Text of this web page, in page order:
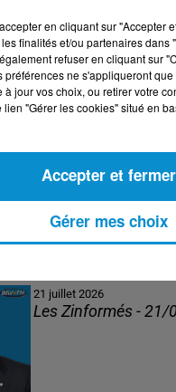
23 juillet 2026
Les Zinformés - 23/
22 juillet 2026
Les Zinformés - 22/
21 juillet 2026
Les Zinformés - 21/
en cliquant sur "Accepter
finalités et/ou partenaires dans
refuser en cliquant sur
préférences ne s'appliqueront
à jour vos choix, ou retirer votre
lien "Gérer les cookies" situé en
Gérer mes choix
Accepter et fermer